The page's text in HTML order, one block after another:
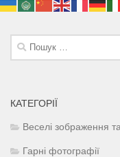
Пошук:
КАТЕГОРІЇ
Веселі зображення
Гарні фотографії